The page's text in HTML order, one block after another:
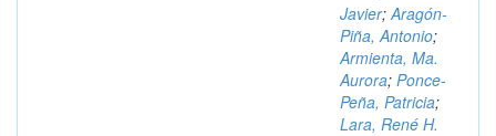
Javier;Aragón-
Piña, Antonio;
Armienta, Ma.
Aurora; Ponce-
Peña, Patricia;
Lara, René H.